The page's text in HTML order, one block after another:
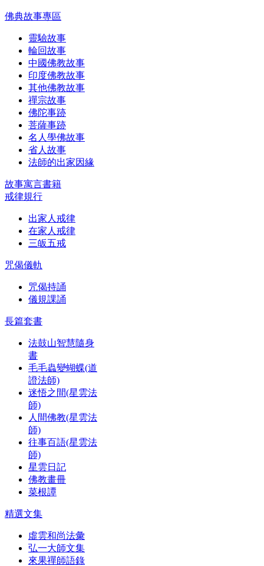
佛典故事專區
靈驗故事
輪回故事
中國佛教故事
印度佛教故事
其他佛教故事
禪宗故事
佛陀事跡
菩薩事跡
名人學佛故事
省人故事
法師的出家因緣
故事寓言書籍
戒律規行
出家人戒律
在家人戒律
三皈五戒
咒偈儀軌
咒偈持誦
儀規課誦
長篇套書
法鼓山智慧隨身
書
毛毛蟲變蝴蝶(道
證法師)
迷悟之間(星雲法
師)
人間佛教(星雲法
師)
往事百語(星雲法
師)
星雲日記
佛教畫冊
菜根譚
精選文集
虛雲和尚法彙
弘一大師文集
來果禪師語錄